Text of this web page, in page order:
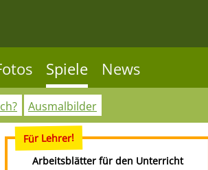
Spiele News
Ausmalbilder
Für Lehrer!
Arbeitsblätter für den Unterricht